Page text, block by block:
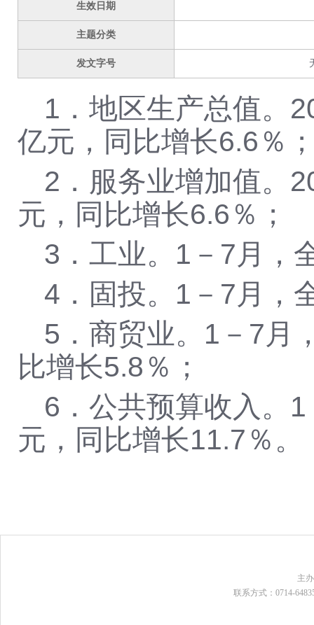
生效日期
主题分类
发文字号
1．地区生产总值。
亿元，同比增长6.6％
2．服务业增加值。
元，同比增长6.6％；
3．工业。1－7月，
4．固投。1－7月，
5．商贸业。1－7月
比增长5.8％；
6．公共预算收入。
元，同比增长11.7％。
主
联系方式：0714-